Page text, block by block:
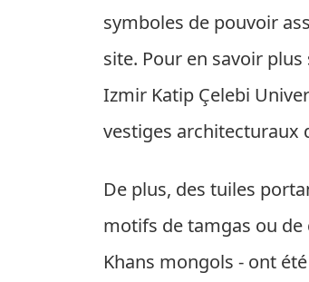
symboles de pouvoir
site. Pour en savoir
Izmir Katip Çelebi
vestiges architecturaux
De plus, des tuiles
motifs de tamgas ou
Khans mongols - ont